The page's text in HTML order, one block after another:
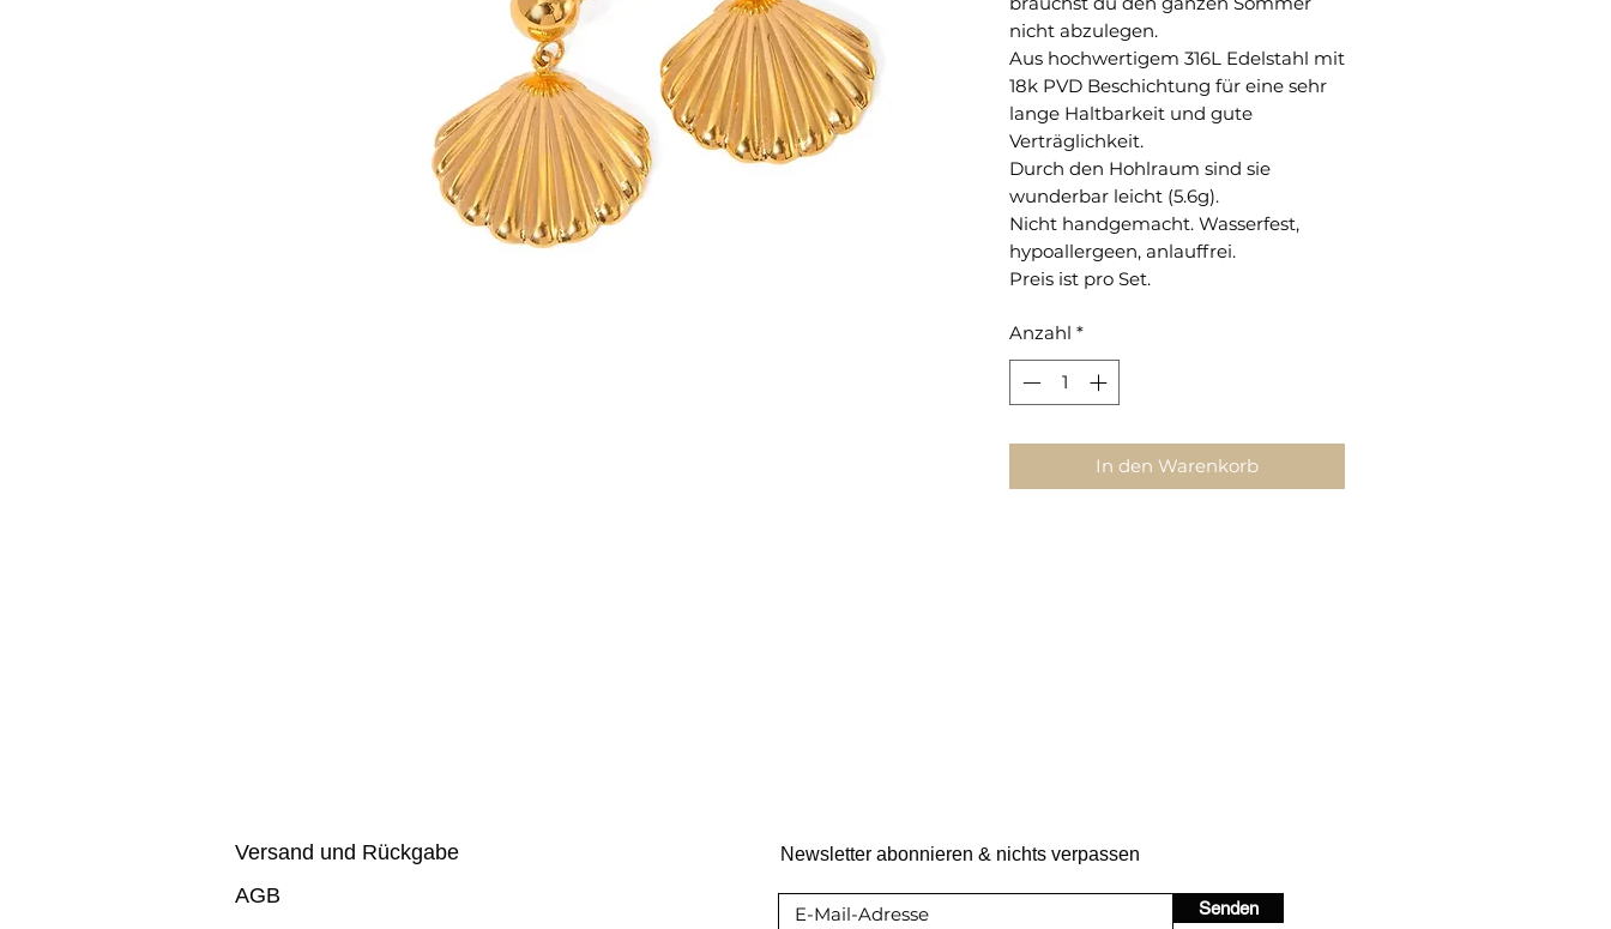
nicht abzulegen.
Aus hochwertigem 316L Edelstahl mit
18k PVD Beschichtung für eine sehr
lange Haltbarkeit und gute
Verträglichkeit.
Durch den Hohlraum sind sie
wunderbar leicht (5.6g).
Nicht handgemacht. Wasserfest,
hypoallergeen, anlauffrei.
Preis ist pro Set.
Anzahl *
In den Warenkorb
Versand und Rückgabe
AGB
Newsletter abonnieren & nichts verpassen
Senden